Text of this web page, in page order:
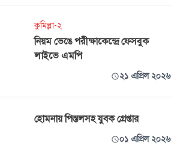
কুমিল্লা-২
নিয়ম ভেঙে পরীক্ষাকেন্দ্রে ফেসবুক
লাইভে এমপি
২১ এপ্রিল ২০২৬
হোমনায় পিস্তলসহ যুবক গ্রেপ্তার
০১ এপ্রিল ২০২৬